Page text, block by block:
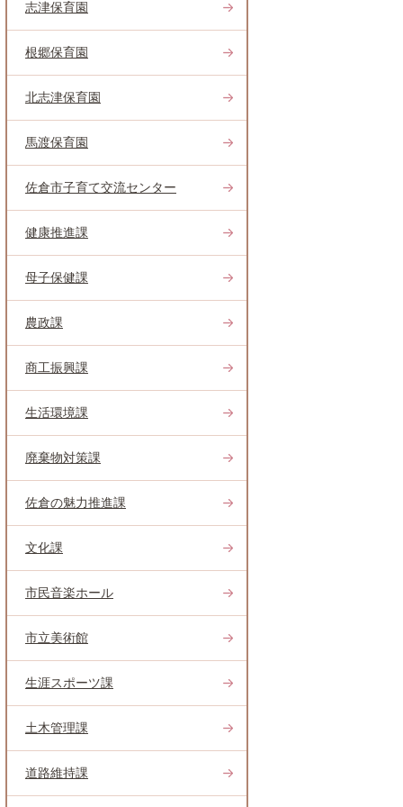
志津保育園
根郷保育園
北志津保育園
馬渡保育園
佐倉市子育て交流センター
健康推進課
母子保健課
農政課
商工振興課
生活環境課
廃棄物対策課
佐倉の魅力推進課
文化課
市民音楽ホール
市立美術館
生涯スポーツ課
土木管理課
道路維持課